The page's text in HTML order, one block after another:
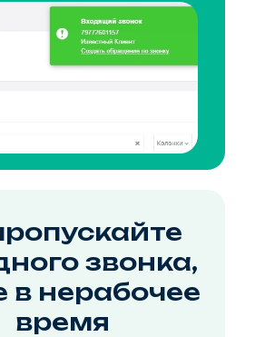
звонка,
в нерабочее
время